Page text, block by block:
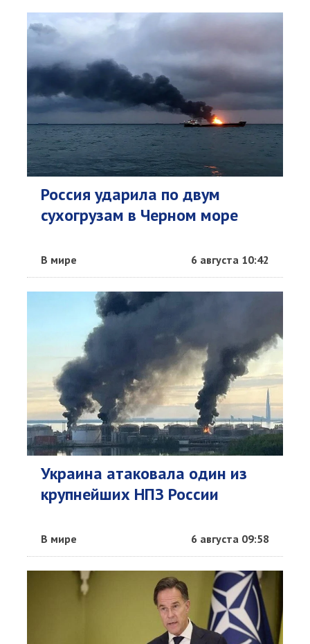
Россия ударила по двум
сухогрузам в Черном море
В мире 6 августа 10:42
Украина атаковала один из
крупнейших НПЗ России
В мире 6 августа 09:58